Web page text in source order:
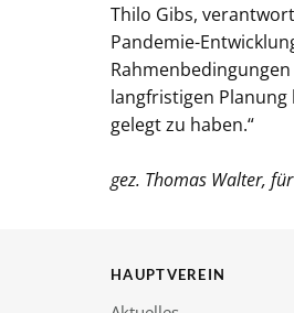
Thilo Gibs,
Pandemie-
langfristigen
gelegt zu haben.“
gez. Thomas Walter,
HAUPTVEREIN